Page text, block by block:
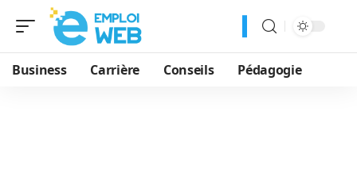
Business Carrière Conseils Pédagogie